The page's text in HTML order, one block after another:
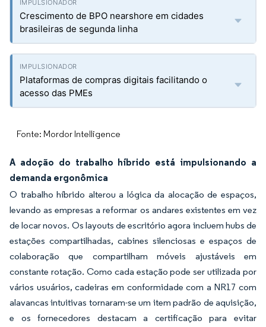
Crescimento de BPO nearshore em cidades
brasileiras de segunda linha
Plataformas de compras digitais facilitando o
acesso das PMEs
Fonte: Mordor Intelligence
A adoção do trabalho híbrido está impulsionando a
demanda ergonômica
O trabalho híbrido alterou a lógica da alocação de espaços,
levando as empresas a reformar os andares existentes em vez
de locar novos. Os layouts de escritório agora incluem hubs de
estações compartilhadas, cabines silenciosas e espaços de
colaboração que compartilham móveis ajustáveis em
constante rotação. Como cada estação pode ser utilizada por
vários usuários, cadeiras em conformidade com a NR17 com
alavancas intuitivas tornaram-se um item padrão de aquisição,
e os fornecedores destacam a certificação para evitar